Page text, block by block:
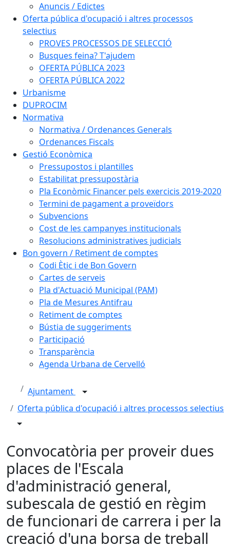
Anuncis / Edictes
Oferta pública d'ocupació i altres processos
selectius
PROVES PROCESSOS DE SELECCIÓ
Busques feina? T'ajudem
OFERTA PÚBLICA 2023
OFERTA PÚBLICA 2022
Urbanisme
DUPROCIM
Normativa
Normativa / Ordenances Generals
Ordenances Fiscals
Gestió Econòmica
Pressupostos i plantilles
Estabilitat pressupostària
Pla Econòmic Financer pels exercicis 2019-2020
Termini de pagament a proveïdors
Subvencions
Cost de les campanyes institucionals
Resolucions administratives judicials
Bon govern / Retiment de comptes
Codi Ètic i de Bon Govern
Cartes de serveis
Pla d'Actuació Municipal (PAM)
Pla de Mesures Antifrau
Retiment de comptes
Bústia de suggeriments
Participació
Transparència
Agenda Urbana de Cervelló
Ajuntament
Oferta pública d'ocupació i altres processos selectius
Convocatòria per proveir dues
places de l'Escala
d'administració general,
subescala de gestió en règim
de funcionari de carrera i per la
creació d'una borsa de treball